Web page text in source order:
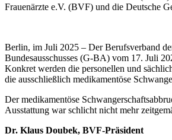
Frauenärzte e.V. (BVF) und die Deutsche
Berlin, im Juli 2025 – Der Berufsverband
Bundesausschusses (G-BA) vom 17. Juli
Konkret werden die personellen und
die ausschließlich medikamentöse
Der medikamentöse
Ausstattung war schlicht nicht mehr
Dr. Klaus Doubek, BVF-Präsident